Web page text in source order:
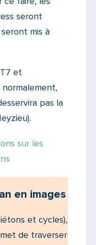
seront
mis à
et
pas la
sur les
en images
et cycles),
de traverser